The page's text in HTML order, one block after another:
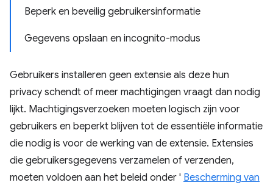
Beperk en beveilig gebruikersinformatie
Gegevens opslaan en incognito-modus
Gebruikers installeren geen extensie als deze hun
privacy schendt of meer machtigingen vraagt ​​dan nodig
lijkt. Machtigingsverzoeken moeten logisch zijn voor
gebruikers en beperkt blijven tot de essentiële informatie
die nodig is voor de werking van de extensie. Extensies
die gebruikersgegevens verzamelen of verzenden,
moeten voldoen aan het beleid onder ' Bescherming van